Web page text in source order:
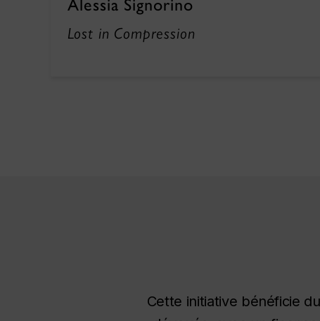
Alessia Signorino
Lost in Compression
Cette initiative bénéficie